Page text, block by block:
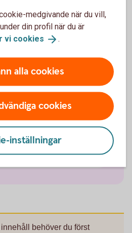
sparkonto
Plus
behöver du först
medgivande när du vill,
din profil när du är
vi cookies .
alla cookies
cookies
inställningar